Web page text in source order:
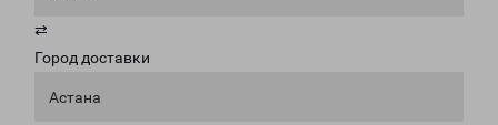
⇄
Город доставки
Астана